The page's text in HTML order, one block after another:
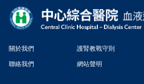
關於我們 護腎教戰守則
聯絡我們 網站聲明